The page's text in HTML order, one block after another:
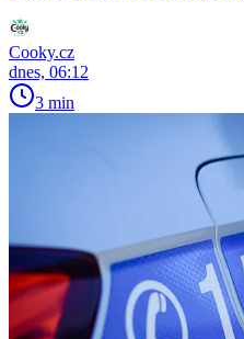
Cooky.cz
dnes, 06:12
3 min